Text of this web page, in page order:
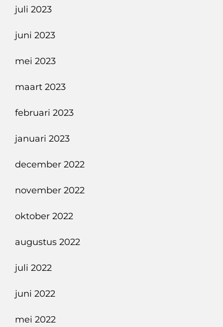
juli 2023
juni 2023
mei 2023
maart 2023
februari 2023
januari 2023
december 2022
november 2022
oktober 2022
augustus 2022
juli 2022
juni 2022
mei 2022